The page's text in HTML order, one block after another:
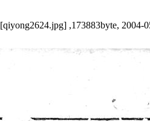
[qiyong2624.jpg] ,173883byte, 2004-